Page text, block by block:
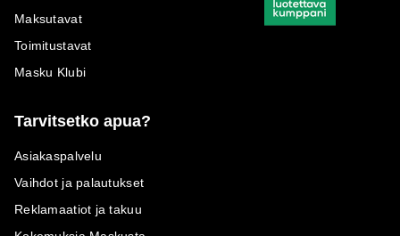
Maksutavat
Toimitustavat
Masku Klubi
Tarvitsetko apua?
Asiakaspalvelu
Vaihdot ja palautukset
Reklamaatiot ja takuu